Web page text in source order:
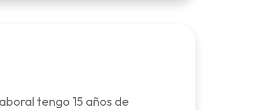
tengo 15 años de